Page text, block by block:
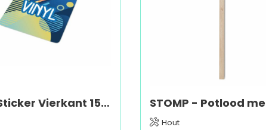
Vinyl Sticker Vierkant 15x15mm
Hout